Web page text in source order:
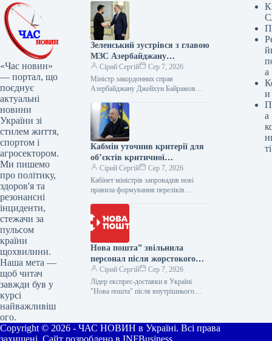
«Час новин»
— портал, що
поєднує
актуальні
новини
України зі
стилем життя,
спортом і
агросектором.
Ми пишемо
про політику,
здоров'я та
резонансні
інциденти,
стежачи за
пульсом
країни
щохвилини.
Наша мета —
щоб читач
завжди був у
курсі
найважливіш
ого.
Зеленський зустрівся з главою
МЗС Азербайджану
Джейхуном Байрамовим
Сірий Сергій
Сер 7, 2026
Міністр закордонних справ
Азербайджану Джейхун Байрамов
вторгнення Росії відвідав Україну. Під
час візиту сторони обговорили
наслідки
Кабмін уточнив критерії для
об’єктів критичної
енергетичної інфраструктури
Сірий Сергій
Сер 7, 2026
Кабінет міністрів запровадив нові
правила формування переліків
електроенергії та збільшити її обсяги
для
Нова пошта” звільнила
персонал після жорстокого
поводження з твариною
Сірий Сергій
Сер 7, 2026
Лідер експрес-доставки в Україні
"Нова пошта" після внутрішнього
а
и
а
ті
Copyright © 2026 - ЧАС НОВИН в Україні. Всі права